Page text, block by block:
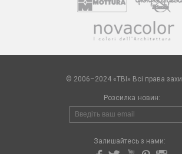
© 2006–2024 «TBI» Всі права
Розсилка новин:
Залишайтесь з нами: